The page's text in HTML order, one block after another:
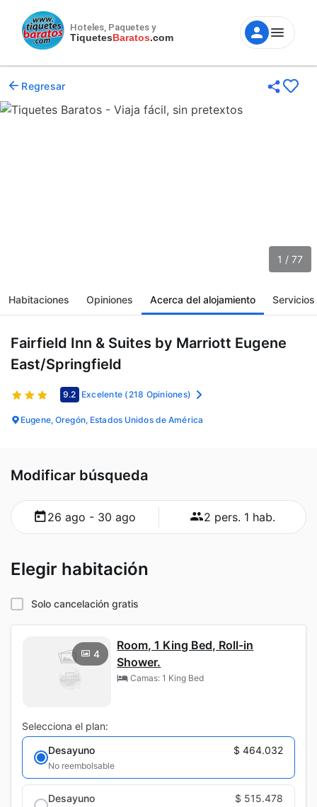
Hoteles, Paquetes y
TiquetesBaratos.com
Regresar
1 / 77
Habitaciones Opiniones Acerca del alojamiento Servicios
Fairfield Inn & Suites by Marriott Eugene
East/Springfield
9.2 Excelente (218 Opiniones)
Eugene, Oregón, Estados Unidos de América
Modificar búsqueda
26 ago - 30 ago 2 pers. 1 hab.
Elegir habitación
Solo cancelación gratis
4
Room, 1 King Bed, Roll-in
Shower.
Camas: 1 King Bed
Selecciona el plan:
Desayuno
$ 464.032
No reembolsable
Desayuno $ 515.478